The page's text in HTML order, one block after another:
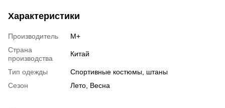
Характеристики
Производитель
М+
Страна
производства
Китай
Тип одежды
Спортивные костюмы, штаны
Сезон
Лето, Весна